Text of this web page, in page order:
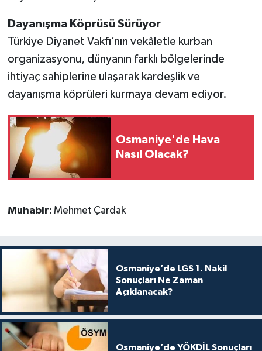
Dayanışma Köprüsü Sürüyor
Türkiye Diyanet Vakfı’nın vekâletle kurban
organizasyonu, dünyanın farklı bölgelerinde
ihtiyaç sahiplerine ulaşarak kardeşlik ve
dayanışma köprüleri kurmaya devam ediyor.
Osmaniye'de Hava
Nasıl Olacak?
Muhabir: Mehmet Çardak
Osmaniye’de LGS 1. Nakil
Sonuçları Ne Zaman
Açıklanacak?
Osmaniye’de YÖKDİL Sonuçları